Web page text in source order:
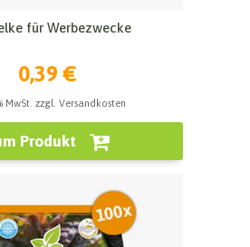
für Werbezwecke
0,39 €
MwSt. zzgl. Versandkosten
Produkt